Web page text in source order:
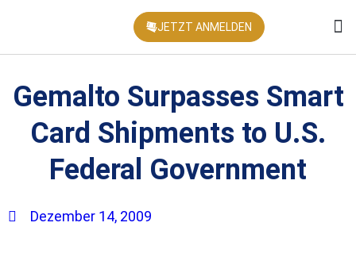
JETZT ANMELDEN
Gemalto Surpasses Smart
Card Shipments to U.S.
Federal Government
Dezember 14, 2009